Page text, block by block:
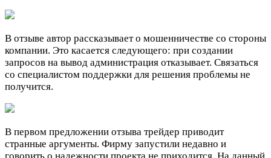
В отзыве автор рассказывает о мошенничестве со стороны
компании. Это касается следующего: при создании
запросов на вывод администрация отказывает. Связаться
со специалистом поддержки для решения проблемы не
получится.
В первом предложении отзыва трейдер приводит
странные аргументы. Фирму запустили недавно и